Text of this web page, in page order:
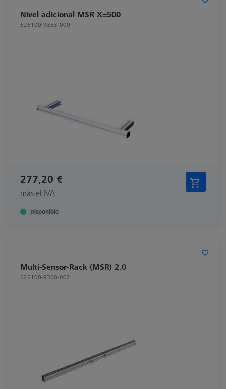
Nivel adicional MSR X=500
626100-9353-000
277,20 €
más el IVA
Disponible
Multi-Sensor-Rack (MSR) 2.0
626100-9300-002